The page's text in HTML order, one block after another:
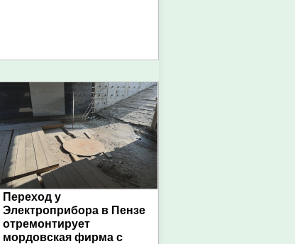
Переход у
Электроприбора в Пензе
отремонтирует
мордовская фирма с